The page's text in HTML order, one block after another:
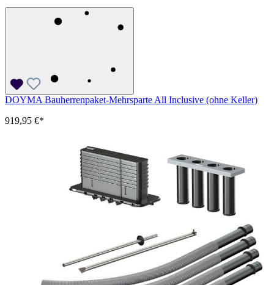
DOYMA Bauherrenpaket-Mehrsparte All Inclusive (ohne Keller)
919,95 €*